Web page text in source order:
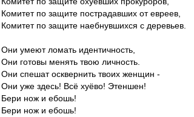
Комитет по защите пострадавших от евреев,
Комитет по защите наебнувшихся с деревьев.
Они умеют ломать идентичность,
Они готовы менять твою личность.
Они спешат осквернить твоих женщин -
Они уже здесь! Всё хуёво! Этеншен!
Бери нож и ебошь!
Бери нож и ебошь!